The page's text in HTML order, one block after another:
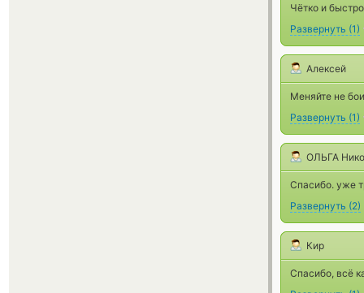
Чётко и
Развернуть (1)
Алексей
Меняйте не
Развернуть (1)
ОЛЬГА
Спасибо. уже
Развернуть (2)
Кир
Спасибо, всё